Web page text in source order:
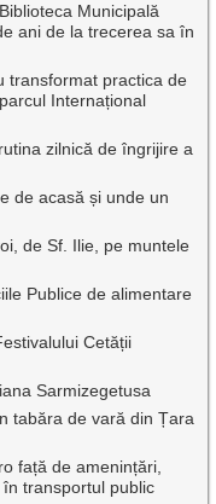
Municipală
ani de la trecerea sa în
transformat practica de
Internațional
zilnică de îngrijire a
de acasă și unde un
de Sf. Ilie, pe muntele
Publice de alimentare
Cetății
Sarmizegetusa
tabăra de vară din Țara
față de amenințări,
transportul public